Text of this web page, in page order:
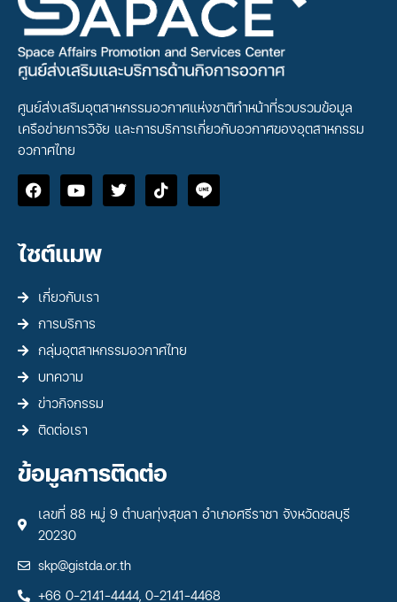
ศูนย์ส่งเสริมอุตสาหกรรมอวกาศแห่งชาติทำหน้าที่รวบรวมข้อมูล
เครือข่ายการวิจัย และการบริการเกี่ยวกับอวกาศของอุตสาหกรรม
อวกาศไทย
ไซต์แมพ
เกี่ยวกับเรา
การบริการ
กลุ่มอุตสาหกรรมอวกาศไทย
บทความ
ข่าวกิจกรรม
ติดต่อเรา
ข้อมูลการติดต่อ
เลขที่ 88 หมู่ 9 ตำบลทุ่งสุขลา อำเภอศรีราชา จังหวัดชลบุรี
20230
skp@gistda.or.th
+66 0-2141-4444, 0-2141-4468